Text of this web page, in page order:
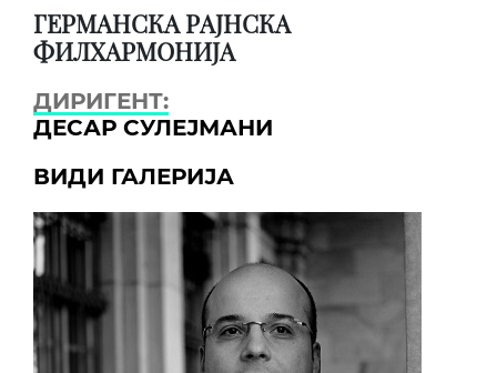
ГЕРМАНСКА РАЈНСКА
ФИЛХАРМОНИЈА
ДИРИГЕНТ:
ДЕСАР СУЛЕЈМАНИ
ВИДИ ГАЛЕРИЈА